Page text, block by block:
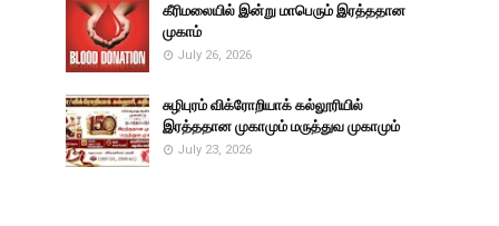
கீரிமலையில் இன்று மாபெரும் இரத்ததான
முகாம்
July 26, 2026
சுழிபுரம் விக்ரோறியாக் கல்லூரியில்
இரத்ததான முகாமும் மருத்துவ முகாமும்
July 23, 2026